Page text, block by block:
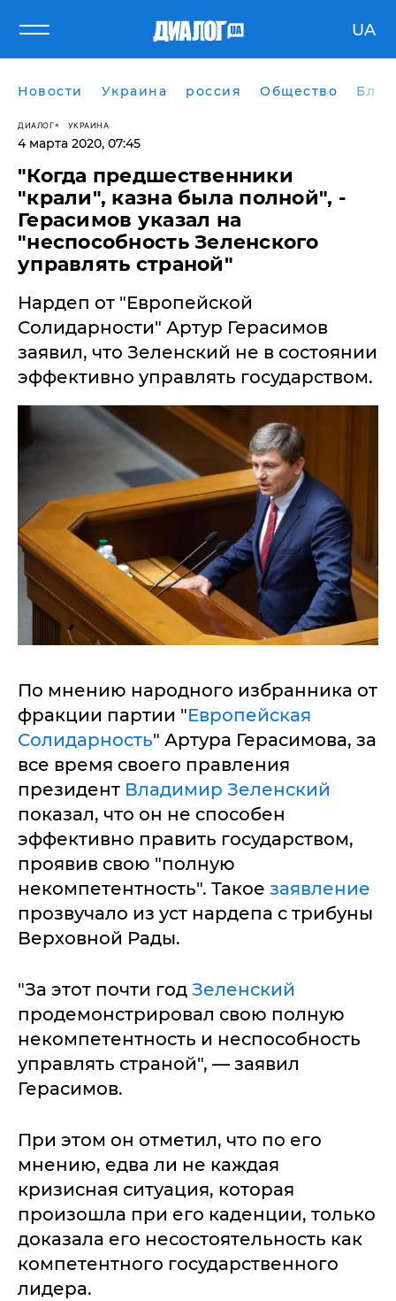
UA
Новости Украина россия Общество
ДИАЛОГ УКРАИНА
4 марта 2020, 07:45
"Когда предшественники
"крали", казна была полной", -
Герасимов указал на
"неспособность Зеленского
управлять страной"
Нардеп от "Европейской
Солидарности" Артур Герасимов
заявил, что Зеленский не в состоянии
эффективно управлять государством.
По мнению народного избранника от
фракции партии "Европейская
Солидарность" Артура Герасимова, за
все время своего правления
президент Владимир Зеленский
показал, что он не способен
эффективно править государством,
проявив свою "полную
некомпетентность". Такое заявление
прозвучало из уст нардепа с трибуны
Верховной Рады.
"За этот почти год Зеленский
продемонстрировал свою полную
некомпетентность и неспособность
управлять страной", — заявил
Герасимов.
При этом он отметил, что по его
мнению, едва ли не каждая
кризисная ситуация, которая
произошла при его каденции, только
доказала его несостоятельность как
компетентного государственного
лидера.